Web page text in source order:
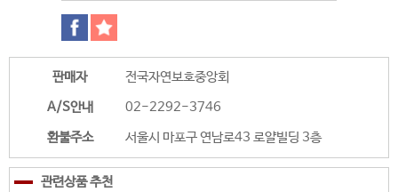
판매자
전국자연보호중앙회
A/S안내
02-2292-3746
환불주소
서울시 마포구 연남로43 로얄빌딩 3층
관련상품 추천